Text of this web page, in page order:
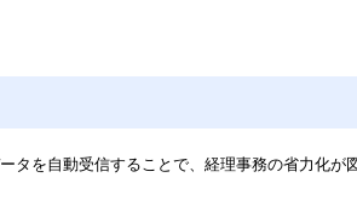
を自動受信することで、経理事務の省力化が